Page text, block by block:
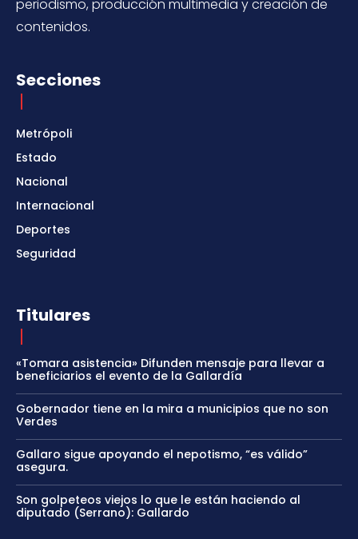
periodismo, producción multimedia y creación de
contenidos.
Secciones
Metrópoli
Estado
Nacional
Internacional
Deportes
Seguridad
Titulares
«Tomara asistencia» Difunden mensaje para llevar a
beneficiarios el evento de la Gallardía
Gobernador tiene en la mira a municipios que no son
Verdes
Gallaro sigue apoyando el nepotismo, “es válido”
asegura.
Son golpeteos viejos lo que le están haciendo al
diputado (Serrano): Gallardo